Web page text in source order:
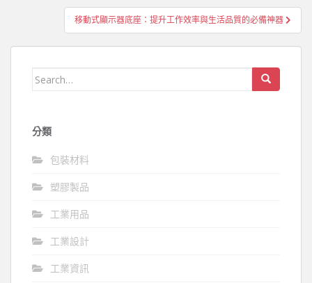
移動式顯示器底座：提升工作效率與生活品質的必備神器
Search
分類
包裝材料
塑膠製品
工業用品
工業設計
工業資訊